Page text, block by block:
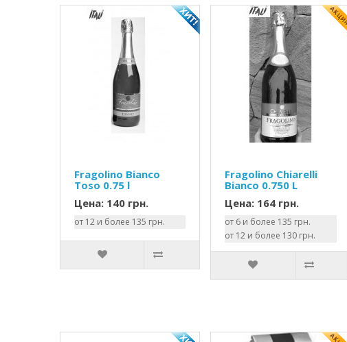
Fragolino Bianco
Toso 0.75 l
Цена: 140 грн.
от 12 и более 135 грн.
Fragolino Chiarelli
Bianco 0.750 L
Цена: 164 грн.
от 6 и более 135 грн.
от 12 и более 130 грн.